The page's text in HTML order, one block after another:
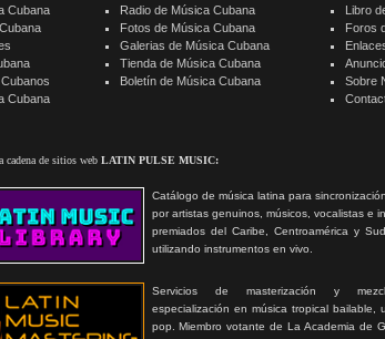
Cubana
Cubana
cadena de sitios web LATIN PULSE MUSIC:
Catálogo de música latina para
por artistas genuinos, músicos, vocalistas e
premiados del Caribe, Centroamérica y
utilizando instrumentos en vivo.
Servicios de masterización y
especialización en música tropical bailable,
pop. Miembro votante de La Academia de
Radio de Música Cubana
Fotos de Música Cubana
Galerias de Música Cubana
Tienda de Música Cubana
Boletín de Música Cubana
Libro
Foros
Sobre